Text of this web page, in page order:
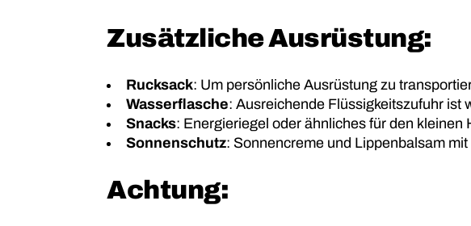
Zusätzliche Ausrüstung:
Rucksack: Um persönliche Ausrüstung zu
Wasserflasche: Ausreichende Flüssigkeitszufuhr ist
Snacks: Energieriegel oder ähnliches für den kleinen
Sonnenschutz: Sonnencreme und Lippenbalsam
Achtung: